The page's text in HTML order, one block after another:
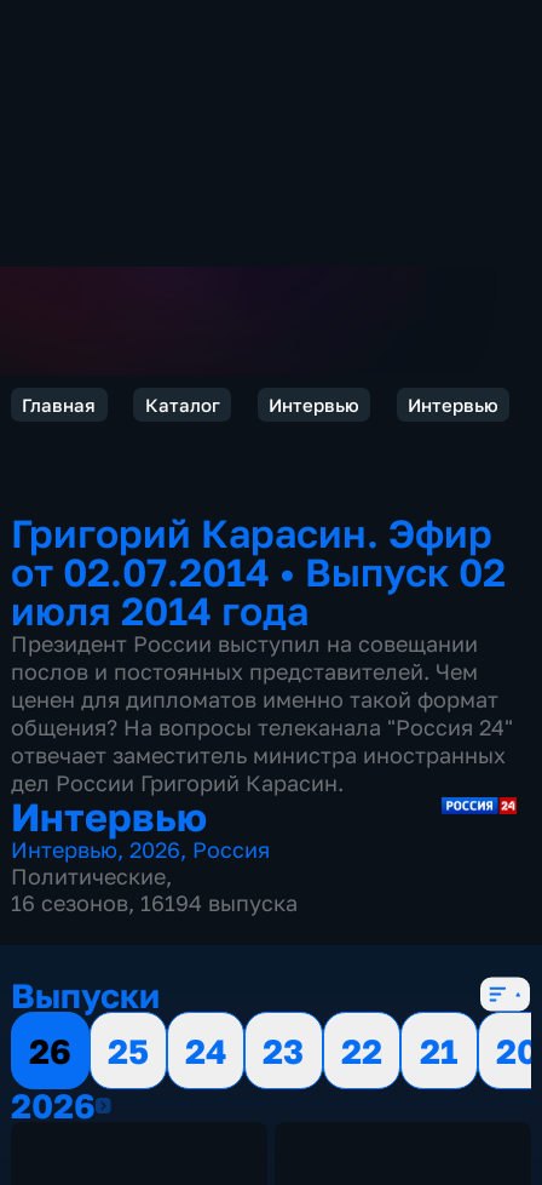
Главная Каталог Интервью Интервью
Григорий Карасин. Эфир
от 02.07.2014 • Выпуск 02
июля 2014 года
Президент России выступил на совещании
послов и постоянных представителей. Чем
ценен для дипломатов именно такой формат
общения? На вопросы телеканала "Россия 24"
отвечает заместитель министра иностранных
дел России Григорий Карасин.
Интервью
Интервью,2026, Россия
Политические,
16 сезонов, 16194 выпуска
Выпуски
26
25 24 23 22 21
20
20262026